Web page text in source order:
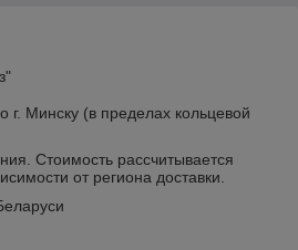
г. Минску (в пределах кольцевой
Стоимость рассчитывается
от региона доставки.